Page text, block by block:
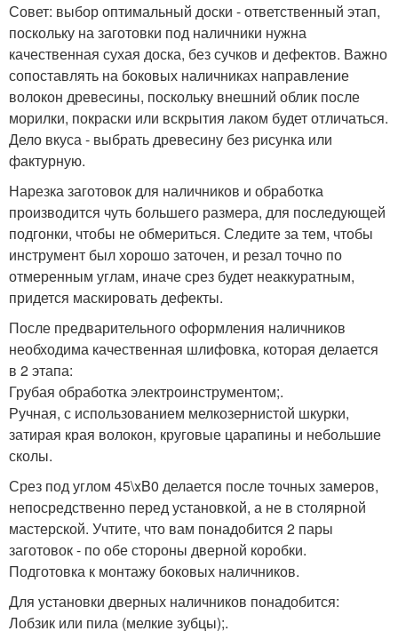
Совет: выбор оптимальный доски - ответственный этап,
поскольку на заготовки под наличники нужна
качественная сухая доска, без сучков и дефектов. Важно
сопоставлять на боковых наличниках направление
волокон древесины, поскольку внешний облик после
морилки, покраски или вскрытия лаком будет отличаться.
Дело вкуса - выбрать древесину без рисунка или
фактурную.
Нарезка заготовок для наличников и обработка
производится чуть большего размера, для последующей
подгонки, чтобы не обмериться. Следите за тем, чтобы
инструмент был хорошо заточен, и резал точно по
отмеренным углам, иначе срез будет неаккуратным,
придется маскировать дефекты.
После предварительного оформления наличников
необходима качественная шлифовка, которая делается
в 2 этапа:
Грубая обработка электроинструментом;.
Ручная, с использованием мелкозернистой шкурки,
затирая края волокон, круговые царапины и небольшие
сколы.
Срез под углом 45\xB0 делается после точных замеров,
непосредственно перед установкой, а не в столярной
мастерской. Учтите, что вам понадобится 2 пары
заготовок - по обе стороны дверной коробки.
Подготовка к монтажу боковых наличников.
Для установки дверных наличников понадобится:
Лобзик или пила (мелкие зубцы);.